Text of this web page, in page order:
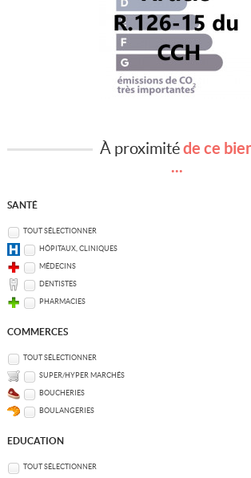
À proximitéde ce
...
SANTÉ
TOUT SÉLECTIONNER
HÔPITAUX, CLINIQUES
MÉDECINS
DENTISTES
PHARMACIES
COMMERCES
TOUT SÉLECTIONNER
SUPER/HYPER MARCHÉS
BOUCHERIES
BOULANGERIES
EDUCATION
TOUT SÉLECTIONNER